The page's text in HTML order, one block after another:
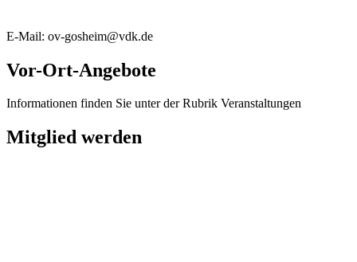
E-Mail: ov-gosheim@vdk.de
Vor-Ort-Angebote
Informationen finden Sie unter der Rubrik Veranstaltungen
Mitglied werden